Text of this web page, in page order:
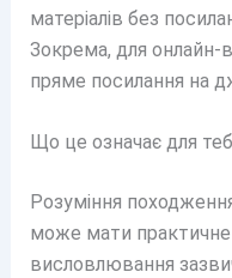
матеріалів без
Зокрема, для
пряме посилання на
Що це означає для
Розуміння
може мати
висловлювання